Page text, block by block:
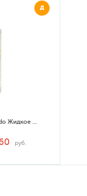
Д
Baby Carolina & Edoardo Жидкое мыло экстра деликатное
руб.